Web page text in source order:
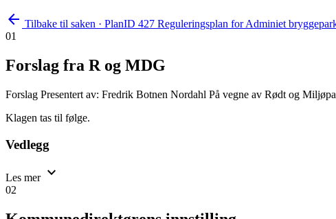
arrow_back Tilbake til saken · PlanID 427 Reguleringsplan for Adminiet
01
Forslag fra R og MDG
Forslag Presentert av: Fredrik Botnen Nordahl På vegne av Rødt og
Klagen tas til følge.
Vedlegg
Les mer expand_more
02